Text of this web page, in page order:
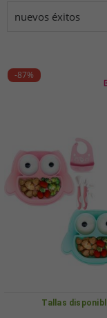
nuevos éxitos
-87%
Tallas